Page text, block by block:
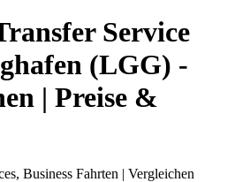
Service
(LGG) -
| Preise &
Business Fahrten | Vergleichen